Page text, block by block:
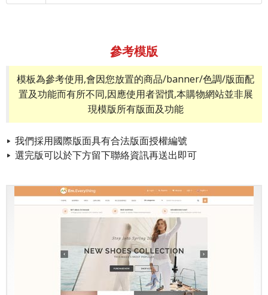
參考模版
模板為參考使用,會因您放置的商品/banner/色調/版面配
置及功能而有所不同,因應使用者習慣,本購物網站並非展
現模版所有版面及功能
我們採用國際版面具有合法版面授權編號
選完版可以於下方留下聯絡資訊再送出即可